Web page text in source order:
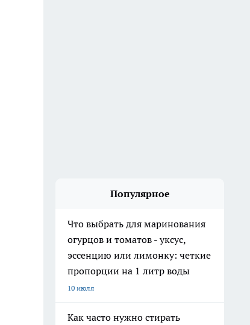
Популярное
Что выбрать для маринования
огурцов и томатов - уксус,
эссенцию или лимонку: четкие
пропорции на 1 литр воды
10 июля
Как часто нужно стирать